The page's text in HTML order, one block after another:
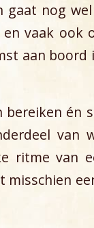
nog
vaak ook
aan boord
én
van
ritme van